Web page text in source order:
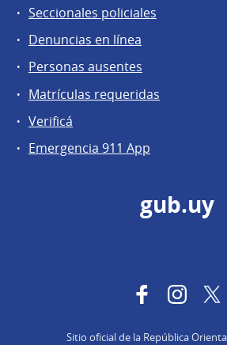
Seccionales policiales
Denuncias en línea
Personas ausentes
Matrículas requeridas
Verificá
Emergencia 911 App
gub.uy
Facebook
Sitio oficial de la República